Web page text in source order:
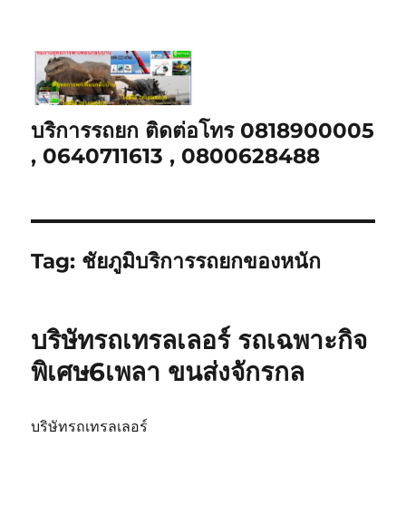
บริการรถยก ติดต่อโทร 0818900005
, 0640711613 , 0800628488
Tag: ชัยภูมิบริการรถยกของหนัก
บริษัทรถเทรลเลอร์ รถเฉพาะกิจ
พิเศษ6เพลา ขนส่งจักรกล
บริษัทรถเทรลเลอร์